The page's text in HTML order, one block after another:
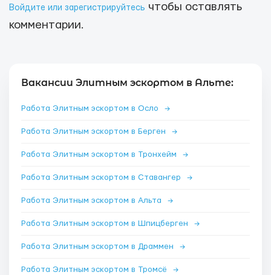
Войдите или зарегистрируйтесь чтобы оставлять
комментарии.
Вакансии Элитным эскортом в Альте:
Работа Элитным эскортом в Осло →
Работа Элитным эскортом в Берген →
Работа Элитным эскортом в Тронхейм →
Работа Элитным эскортом в Ставангер →
Работа Элитным эскортом в Альта →
Работа Элитным эскортом в Шпицберген →
Работа Элитным эскортом в Драммен →
Работа Элитным эскортом в Тромсё →